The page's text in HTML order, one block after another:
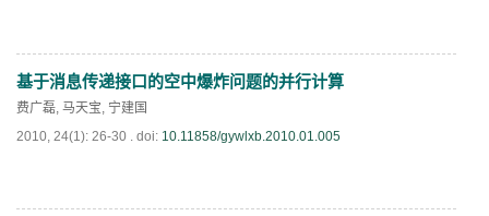
PDF(538)
基于消息传递接口的空中爆炸问题的并行计算
费广磊, 马天宝, 宁建国
2010, 24(1): 26-30 . doi: 10.11858/gywlxb.2010.01.005